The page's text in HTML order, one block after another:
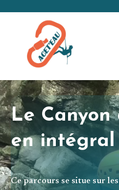
Le Canyon
en intégral
Ce parcours se situe sur